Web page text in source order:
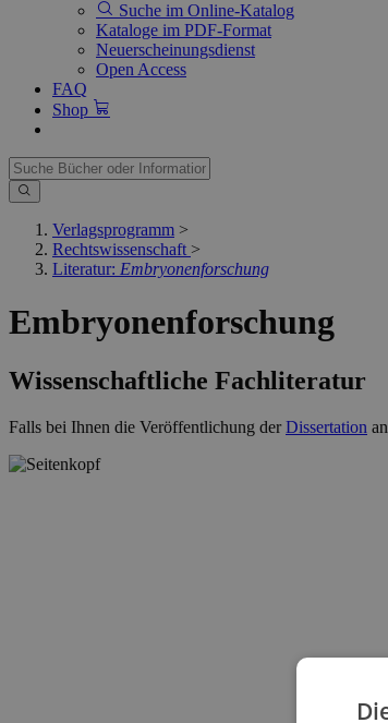
Suche im Online-Katalog
Kataloge im PDF-Format
Neuerscheinungsdienst
Open Access
FAQ
Shop
Verlagsprogramm >
Rechtswissenschaft >
Literatur: Embryonenforschung
Embryonenforschung
Wissenschaftliche Fachliteratur
Falls bei Ihnen die Veröffentlichung derDissertation